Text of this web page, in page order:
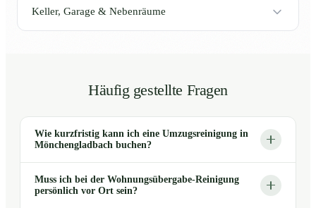
Keller, Garage & Nebenräume
Häufig gestellte Fragen
Wie kurzfristig kann ich eine Umzugsreinigung in
Mönchengladbach buchen?
Muss ich bei der Wohnungsübergabe-Reinigung
persönlich vor Ort sein?